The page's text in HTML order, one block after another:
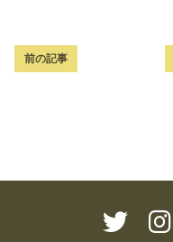
前の記事